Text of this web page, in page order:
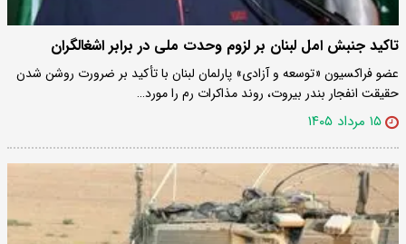
تاکید جنبش امل لبنان بر لزوم وحدت ملی در برابر اشغالگران
عضو فراکسیون «توسعه و آزادی» پارلمان لبنان با تأکید بر ضرورت روشن شدن
حقیقت انفجار بندر بیروت، روند مذاکرات رم را مورد…
۱۵ مرداد ۱۴۰۵